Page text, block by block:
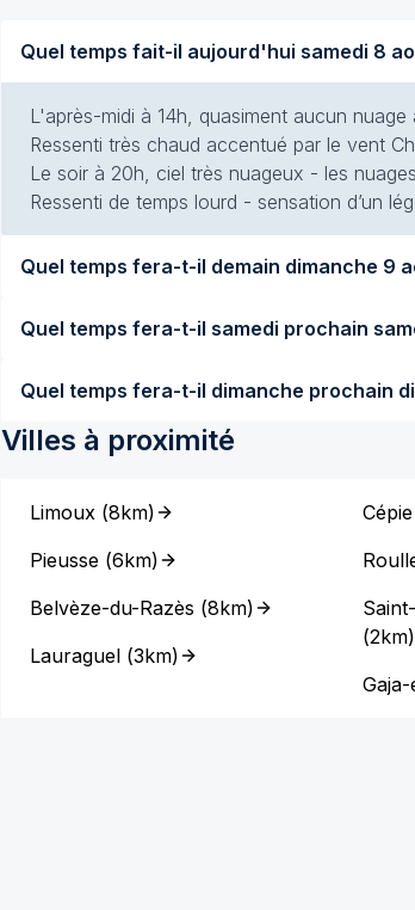
Quel temps
L'après-midi à 14h, quasiment aucun
Ressenti très chaud accentué par le vent
Le soir à 20h, ciel très nuageux - les
Ressenti de temps lourd - sensation d’un
Quel
Quel
Villes à proximité
Limoux (8km)
Pieusse (6km)
Belvèze-du-Razès (8km)
Lauraguel (3km)
Cépie
(2km)